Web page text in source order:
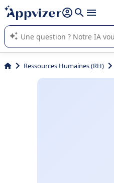
répondre (plusieurs lignes avec
L'IA de Appvizer vous guide dans
logiciel SaaS en entreprise.
Ressources Humaines (RH)